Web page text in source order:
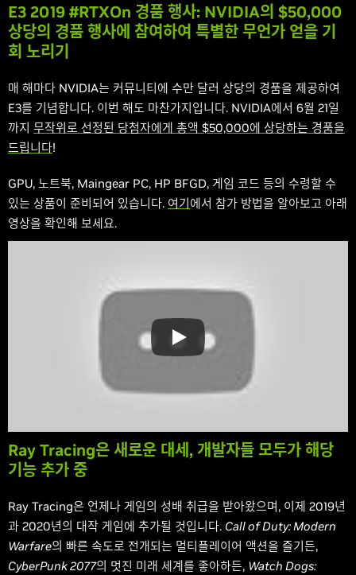
E3 2019 #RTXOn 경품 행사: NVIDIA의 $50,000
상당의 경품 행사에 참여하여 특별한 무언가 얻을 기
회 노리기
매 해마다 NVIDIA는 커뮤니티에 수만 달러 상당의 경품을 제공하여
E3를 기념합니다. 이번 해도 마찬가지입니다. NVIDIA에서 6월 21일
까지 무작위로 선정된 당첨자에게 총액 $50,000에 상당하는 경품을
드립니다!
GPU, 노트북, Maingear PC, HP BFGD, 게임 코드 등의 수령할 수
있는 상품이 준비되어 있습니다. 여기에서 참가 방법을 알아보고 아래
영상을 확인해 보세요.
Ray Tracing은 새로운 대세, 개발자들 모두가 해당
기능 추가 중
Ray Tracing은 언제나 게임의 성배 취급을 받아왔으며, 이제 2019년
과 2020년의 대작 게임에 추가될 것입니다. Call of Duty: Modern
Warfare의 빠른 속도로 전개되는 멀티플레이어 액션을 즐기든,
CyberPunk 2077의 멋진 미래 세계를 좋아하든, Watch Dogs: